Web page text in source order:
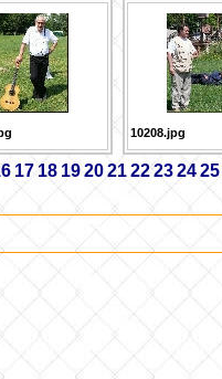
10208.jpg
17 18 19202122232425